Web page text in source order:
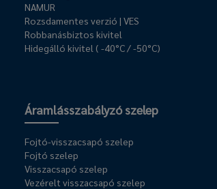
NAMUR
Rozsdamentes verzió | VES
Robbanásbiztos kivitel
Hidegálló kivitel ( -40°C / -50°C)
Áramlásszabályzó szelep
Fojtó-visszacsapó szelep
Fojtó szelep
Visszacsapó szelep
Vezérelt visszacsapó szelep